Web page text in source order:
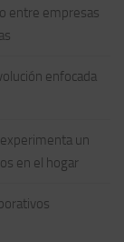
entre empresas
enfocada
un
en el hogar